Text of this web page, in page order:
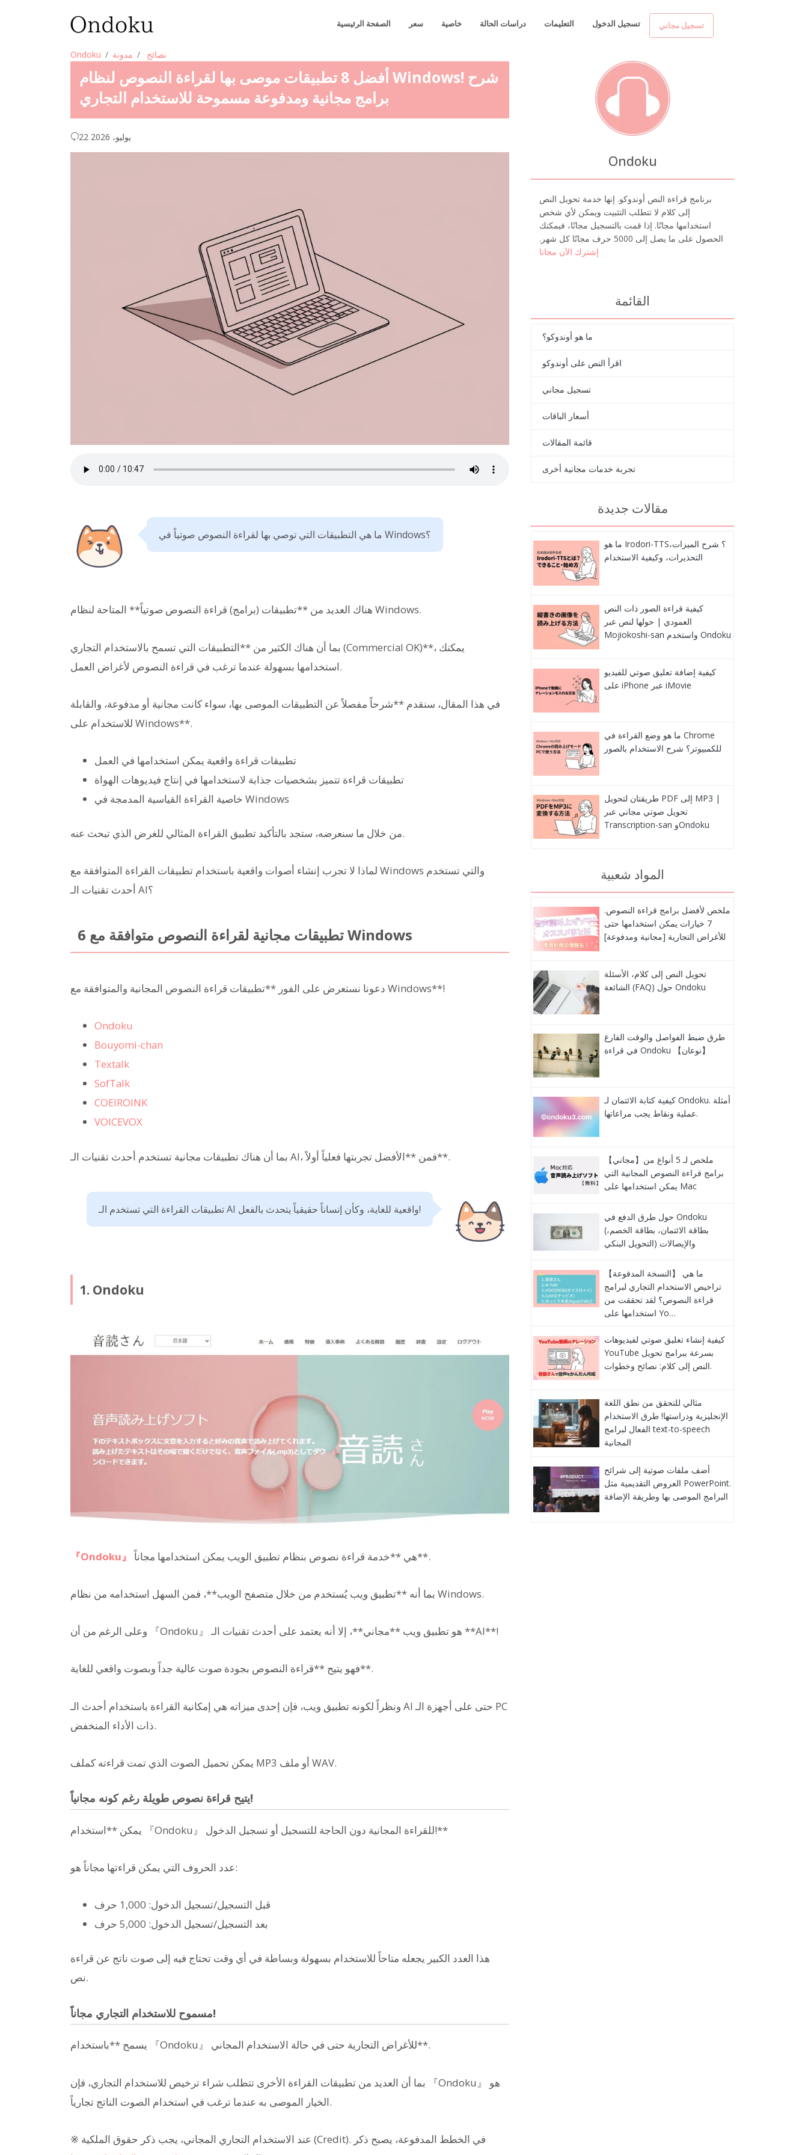
الصفحة الرئيسية سعر خاصية دراسات الحالة التعليمات تسجيل الدخول تسجيل مجاني
Ondoku مدونة نصائح
أفضل 8 تطبيقات موصى بها لقراءة النصوص لنظام Windows! شرح
برامج مجانية ومدفوعة مسموحة للاستخدام التجاري
22 يوليو، 2026
ما هي التطبيقات التي توصي بها لقراءة النصوص صوتياً في Windows؟
هناك العديد من **تطبيقات (برامج) قراءة النصوص صوتياً** المتاحة لنظام Windows.
بما أن هناك الكثير من **التطبيقات التي تسمح بالاستخدام التجاري (Commercial OK)**، يمكنك
استخدامها بسهولة عندما ترغب في قراءة النصوص لأغراض العمل.
في هذا المقال، سنقدم **شرحاً مفصلاً عن التطبيقات الموصى بها، سواء كانت مجانية أو مدفوعة، والقابلة
للاستخدام على Windows**.
تطبيقات قراءة واقعية يمكن استخدامها في العمل
تطبيقات قراءة تتميز بشخصيات جذابة لاستخدامها في إنتاج فيديوهات الهواة
خاصية القراءة القياسية المدمجة في Windows
من خلال ما سنعرضه، ستجد بالتأكيد تطبيق القراءة المثالي للغرض الذي تبحث عنه.
لماذا لا تجرب إنشاء أصوات واقعية باستخدام تطبيقات القراءة المتوافقة مع Windows والتي تستخدم
أحدث تقنيات الـ AI؟
6 تطبيقات مجانية لقراءة النصوص متوافقة مع Windows
دعونا نستعرض على الفور **تطبيقات قراءة النصوص المجانية والمتوافقة مع Windows**!
Ondoku
Bouyomi-chan
Textalk
SofTalk
COEIROINK
VOICEVOX
بما أن هناك تطبيقات مجانية تستخدم أحدث تقنيات الـ AI، فمن **الأفضل تجربتها فعلياً أولاً**.
تطبيقات القراءة التي تستخدم الـ AI واقعية للغاية، وكأن إنساناً حقيقياً يتحدث بالفعل!
1. Ondoku
『Ondoku』 هي **خدمة قراءة نصوص بنظام تطبيق الويب يمكن استخدامها مجاناً**.
بما أنه **تطبيق ويب يُستخدم من خلال متصفح الويب**، فمن السهل استخدامه من نظام Windows.
وعلى الرغم من أن 『Ondoku』 هو تطبيق ويب **مجاني**، إلا أنه يعتمد على أحدث تقنيات الـ **AI**!
فهو يتيح **قراءة النصوص بجودة صوت عالية جداً وبصوت واقعي للغاية**.
ونظراً لكونه تطبيق ويب، فإن إحدى ميزاته هي إمكانية القراءة باستخدام أحدث الـ AI حتى على أجهزة الـ PC
ذات الأداء المنخفض.
يمكن تحميل الصوت الذي تمت قراءته كملف MP3 أو ملف WAV.
يتيح قراءة نصوص طويلة رغم كونه مجانياً!
يمكن **استخدام 『Ondoku』 للقراءة المجانية دون الحاجة للتسجيل أو تسجيل الدخول!**
عدد الحروف التي يمكن قراءتها مجاناً هو:
قبل التسجيل/تسجيل الدخول: 1,000 حرف
بعد التسجيل/تسجيل الدخول: 5,000 حرف
هذا العدد الكبير يجعله متاحاً للاستخدام بسهولة وبساطة في أي وقت تحتاج فيه إلى صوت ناتج عن قراءة
نص.
مسموح للاستخدام التجاري مجاناً!
يسمح **باستخدام 『Ondoku』 للأغراض التجارية حتى في حالة الاستخدام المجاني**.
بما أن العديد من تطبيقات القراءة الأخرى تتطلب شراء ترخيص للاستخدام التجاري، فإن 『Ondoku』 هو
الخيار الموصى به عندما ترغب في استخدام الصوت الناتج تجارياً.
※ عند الاستخدام التجاري المجاني، يجب ذكر حقوق الملكية (Credit). في الخطط المدفوعة، يصبح ذكر
Ondoku
برنامج قراءة النص أوندوكو. إنها خدمة تحويل النص
إلى كلام لا تتطلب التثبيت ويمكن لأي شخص
استخدامها مجانًا. إذا قمت بالتسجيل مجانًا، فيمكنك
الحصول على ما يصل إلى 5000 حرف مجانًا كل شهر.
إشترك الآن مجانا
القائمة
ما هو أوندوكو؟
اقرأ النص على أوندوكو
تسجيل مجاني
أسعار الباقات
قائمة المقالات
تجربة خدمات مجانية أخرى
مقالات جديدة
ما هو Irodori-TTS؟ شرح الميزات،
التحذيرات، وكيفية الاستخدام
كيفية قراءة الصور ذات النص
العمودي | حولها لنص عبر
Mojiokoshi-san واستخدم Ondoku
كيفية إضافة تعليق صوتي للفيديو
على iPhone عبر iMovie
ما هو وضع القراءة في Chrome
للكمبيوتر؟ شرح الاستخدام بالصور
طريقتان لتحويل PDF إلى MP3 |
تحويل صوتي مجاني عبر
Transcription-san وOndoku
المواد شعبية
ملخص لأفضل برامج قراءة النصوص.
7 خيارات يمكن استخدامها حتى
للأغراض التجارية [مجانية ومدفوعة]
تحويل النص إلى كلام، الأسئلة
الشائعة (FAQ) حول Ondoku
طرق ضبط الفواصل والوقت الفارغ
في قراءة Ondoku 【نوعان】
كيفية كتابة الائتمان لـ Ondoku. أمثلة
عملية ونقاط يجب مراعاتها.
【مجاني】ملخص لـ 5 أنواع من
برامج قراءة النصوص المجانية التي
يمكن استخدامها على Mac
حول طرق الدفع في Ondoku
(بطاقة الائتمان، بطاقة الخصم،
التحويل البنكي) والإيصالات
【النسخة المدفوعة】 ما هي
تراخيص الاستخدام التجاري لبرامج
قراءة النصوص؟ لقد تحققت من
استخدامها على Yo…
كيفية إنشاء تعليق صوتي لفيديوهات
YouTube بسرعة ببرامج تحويل
النص إلى كلام: نصائح وخطوات.
مثالي للتحقق من نطق اللغة
الإنجليزية ودراستها! طرق الاستخدام
الفعال لبرامج text-to-speech
المجانية
أضف ملفات صوتية إلى شرائح
العروض التقديمية مثل PowerPoint.
البرامج الموصى بها وطريقة الإضافة